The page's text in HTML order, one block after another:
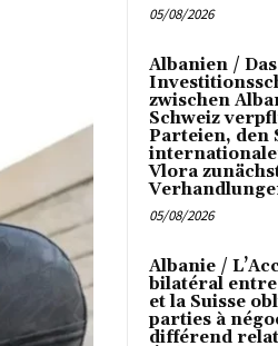
05/08/2026
Albanien / Das
zwischen
Schweiz
Parteien, den
Vlora
05/08/2026
Albanie /
bilatéral entre
et la Suisse
parties à
différend